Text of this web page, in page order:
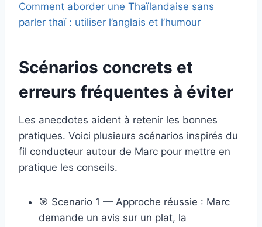
Comment aborder une Thaïlandaise sans
parler thaï : utiliser l’anglais et l’humour
Scénarios concrets et
erreurs fréquentes à éviter
Les anecdotes aident à retenir les bonnes
pratiques. Voici plusieurs scénarios inspirés du
fil conducteur autour de Marc pour mettre en
pratique les conseils.
🎯 Scenario 1 — Approche réussie : Marc
demande un avis sur un plat, la